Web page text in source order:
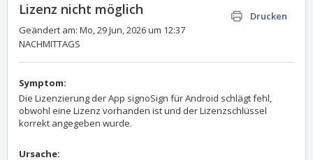
Lizenz nicht möglich
Drucken
Geändert am: Mo, 29 Jun, 2026 um 12:37
NACHMITTAGS
Symptom:
Die Lizenzierung der App signoSign für Android schlägt fehl,
obwohl eine Lizenz vorhanden ist und der Lizenzschlüssel
korrekt angegeben wurde.
Ursache: